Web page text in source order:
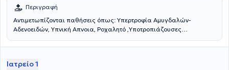
Περιγραφή
Αντιμετωπίζονται παθήσεις όπως: Υπερτροφία Αμυγδαλών-
Αδενοειδών, Υπνική Απνοια, Ροχαλητό ,Υποτροπιάζουσες
διαρκεί περίπου 30 λεπτά και ο μέσος χρόνος απόκατάστασης του
από την επέμβαση ο ασθενής θα πρέπει να έχει άδειο στομάχι.
Ιατρείο 1